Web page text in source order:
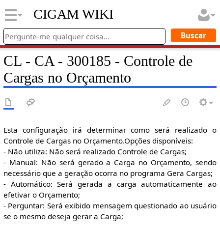
CIGAM WIKI
CL - CA - 300185 - Controle de
Cargas no Orçamento
Esta configuração irá determinar como será realizado o
Controle de Cargas no Orçamento.Opções disponíveis:
- Não utiliza: Não será realizado Controle de Cargas;
- Manual: Não será gerado a Carga no Orçamento, sendo
necessário que a geração ocorra no programa Gera Cargas;
- Automático: Será gerada a carga automaticamente ao
efetivar o Orçamento;
- Perguntar: Será exibido mensagem questionado ao usuário
se o mesmo deseja gerar a Carga;